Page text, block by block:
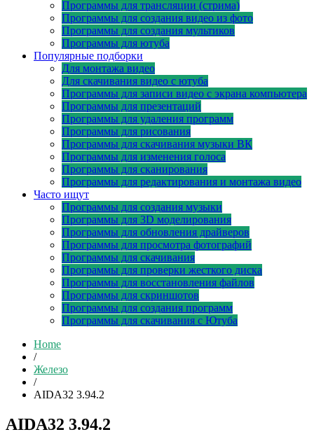
Программы для трансляции (стрима)
Программы для создания видео из фото
Программы для создания мультиков
Программы для ютуба
Популярные подборки
Для монтажа видео
Для скачивания видео с ютуба
Программы для записи видео с экрана компьютера
Программы для презентаций
Программы для удаления программ
Программы для рисования
Программы для скачивания музыки ВК
Программы для изменения голоса
Программы для сканирования
Программы для редактирования и монтажа видео
Часто ищут
Программы для создания музыки
Программы для 3D моделирования
Программы для обновления драйверов
Программы для просмотра фотографий
Программы для скачивания
Программы для проверки жесткого диска
Программы для восстановления файлов
Программы для скриншотов
Программы для создания программ
Программы для скачивания с Ютуба
Home
/
Железо
/
AIDA32 3.94.2
AIDA32 3.94.2